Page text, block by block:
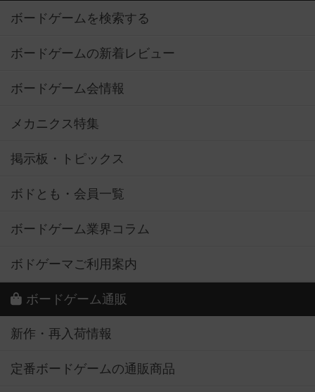
ボードゲームを検索する
ボードゲームの新着レビュー
ボードゲーム会情報
メカニクス特集
掲示板・トピックス
ボドとも・会員一覧
ボードゲーム業界コラム
ボドゲーマご利用案内
ボードゲーム通販
新作・再入荷情報
定番ボードゲームの通販商品